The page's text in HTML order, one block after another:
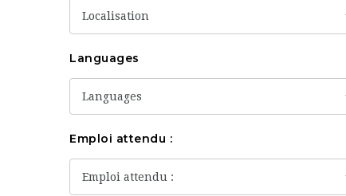
Localisation
Languages
Languages
Emploi attendu :
Emploi attendu :